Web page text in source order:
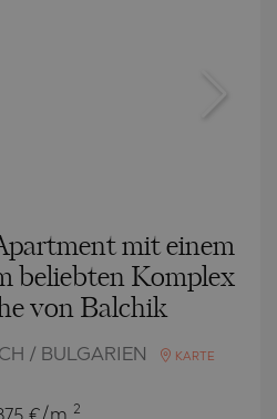
mit einem
beliebten Komplex
von Balchik
/ BULGARIEN KARTE
2